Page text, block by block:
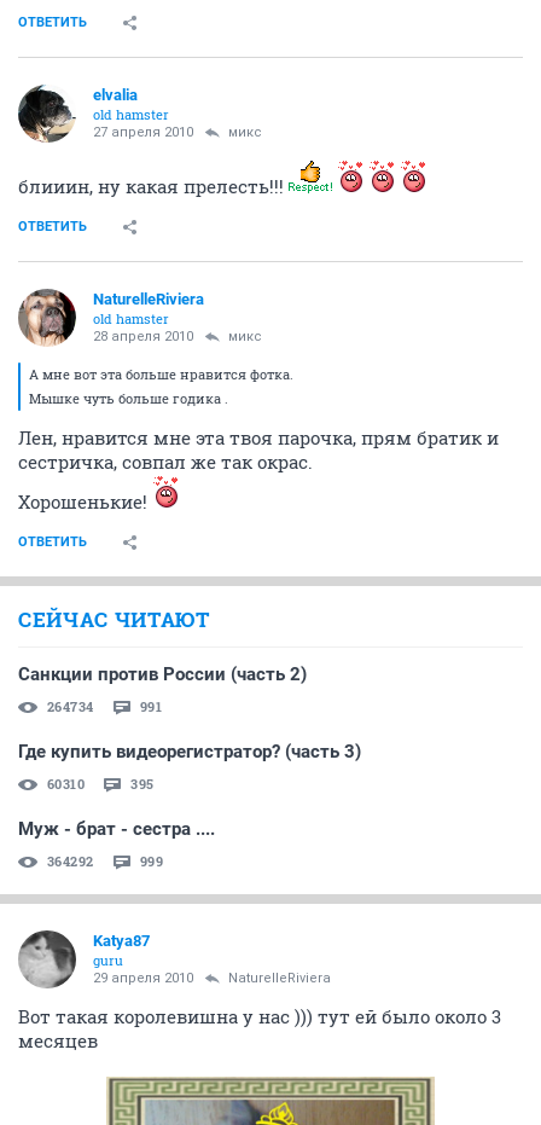
ОТВЕТИТЬ
elvalia
old hamster
27 апреля 2010 микс
блииин, ну какая прелесть!!!
ОТВЕТИТЬ
NaturelleRiviera
old hamster
28 апреля 2010 микс
А мне вот эта больше нравится фотка.
Мышке чуть больше годика .
Лен, нравится мне эта твоя парочка, прям братик и
сестричка, совпал же так окрас.
Хорошенькие!
ОТВЕТИТЬ
СЕЙЧАС ЧИТАЮТ
Санкции против России (часть 2)
264734 991
Где купить видеорегистратор? (часть 3)
60310 395
Муж - брат - сестра ....
364292 999
Katya87
guru
29 апреля 2010 NaturelleRiviera
Вот такая королевишна у нас ))) тут ей было около 3
месяцев